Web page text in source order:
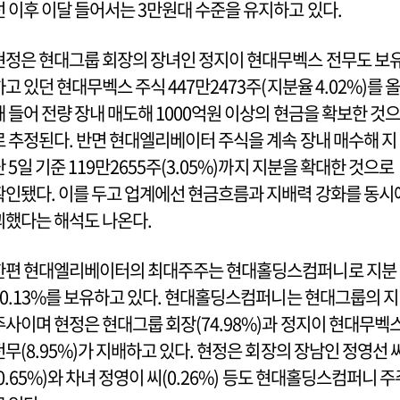
이후 이달 들어서는 3만원대 수준을 유지하고 있다.
정은 현대그룹 회장의 장녀인 정지이 현대무벡스 전무도 보
고 있던 현대무벡스 주식 447만2473주(지분율 4.02%)를 올
들어 전량 장내 매도해 1000억원 이상의 현금을 확보한 것으
추정된다. 반면 현대엘리베이터 주식을 계속 장내 매수해 지
5일 기준 119만2655주(3.05%)까지 지분을 확대한 것으로
인됐다. 이를 두고 업계에선 현금흐름과 지배력 강화를 동시
했다는 해석도 나온다.
편 현대엘리베이터의 최대주주는 현대홀딩스컴퍼니로 지분
를 보유하고 있다. 현대홀딩스컴퍼니는 현대그룹의 지
사이며 현정은 현대그룹 회장(74.98%)과 정지이 현대무벡
무(8.95%)가 지배하고 있다. 현정은 회장의 장남인 정영선
와 차녀 정영이 씨(0.26%) 등도 현대홀딩스컴퍼니 주